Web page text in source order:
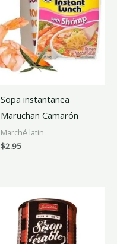
Sopa instantanea
Maruchan Camarón
Marché latin
$2.95